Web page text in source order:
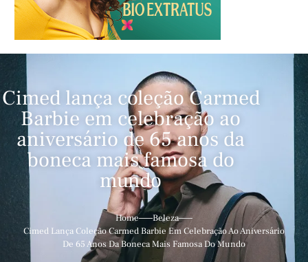
Cimed lança coleção Carmed
Barbie em celebração ao
aniversário de 65 anos da
boneca mais famosa do
mundo
Home
Beleza
Cimed Lança Coleção Carmed Barbie Em Celebração Ao Aniversário
De 65 Anos Da Boneca Mais Famosa Do Mundo